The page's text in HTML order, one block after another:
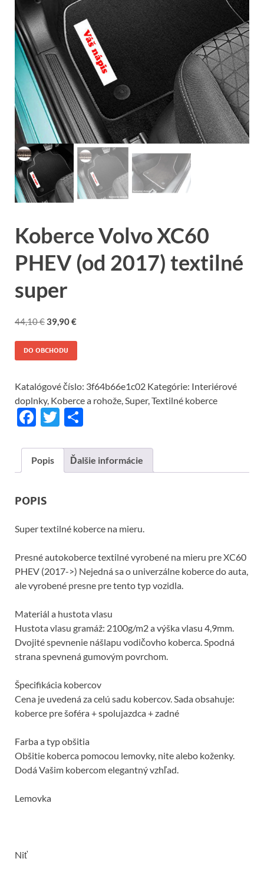
Koberce Volvo XC60
PHEV (od 2017) textilné
super
44,10€39,90€
DO OBCHODU
Katalógové číslo: 3f64b66e1c02 Kategórie: Interiérové
doplnky, Koberce a rohože,Super,Textilné koberce
F
e
b
o
o
k
T
itt
er
ar
e
Popis Ďalšie informácie
POPIS
Super textilné koberce na mieru.
Presné autokoberce textilné vyrobené na mieru pre XC60
PHEV (2017->) Nejedná sa o univerzálne koberce do auta,
ale vyrobené presne pre tento typ vozidla.
Materiál a hustota vlasu
Hustota vlasu gramáž: 2100g/m2 a výška vlasu 4,9mm.
Dvojité spevnenie nášlapu vodičovho koberca. Spodná
strana spevnená gumovým povrchom.
Špecifikácia kobercov
Cena je uvedená za celú sadu kobercov. Sada obsahuje:
koberce pre šoféra + spolujazdca + zadné
Farba a typ obšitia
Obšitie koberca pomocou lemovky, nite alebo koženky.
Dodá Vašim kobercom elegantný vzhľad.
Lemovka
Niť